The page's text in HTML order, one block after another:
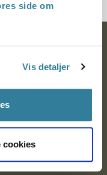
side om
Vis detaljer
cookies